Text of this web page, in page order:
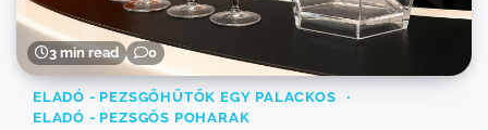
3 min read 0
ELADÓ - PEZSGŐHŰTŐK EGY PALACKOS
ELADÓ - PEZSGŐS POHARAK